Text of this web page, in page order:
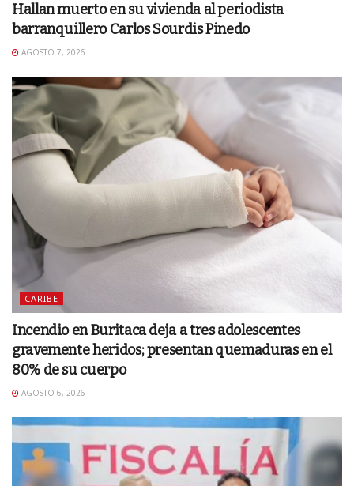
Hallan muerto en su vivienda al periodista
barranquillero Carlos Sourdis Pinedo
AGOSTO 7, 2026
CARIBE
Incendio en Buritaca deja a tres adolescentes
gravemente heridos; presentan quemaduras en el
80% de su cuerpo
AGOSTO 6, 2026